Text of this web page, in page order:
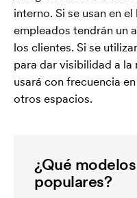
interno. Si se usan en
empleados tendrán un
los clientes. Si se
para dar visibilidad a la
usará con frecuencia
otros espacios.
¿Qué
populares?